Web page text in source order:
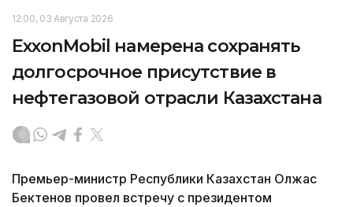
12:00, 03 Августа 2026
ExxonMobil намерена сохранять
долгосрочное присутствие в
нефтегазовой отрасли Казахстана
Премьер-министр Республики Казахстан Олжас
Бектенов провел встречу с президентом